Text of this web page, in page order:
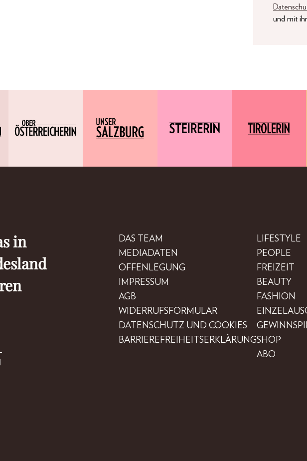
und mit
in
DAS TEAM
MEDIADATEN
OFFENLEGUNG
IMPRESSUM
AGB
WIDERRUFSFORMULAR
DATENSCHUTZ UND COOKIES
BARRIEREFREIHEITSERKLÄRUNG
LIFESTYLE
PEOPLE
FREIZEIT
BEAUTY
FASHION
SHOP
ABO